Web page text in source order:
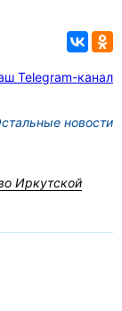
Telegram-канал
новости
Иркутской